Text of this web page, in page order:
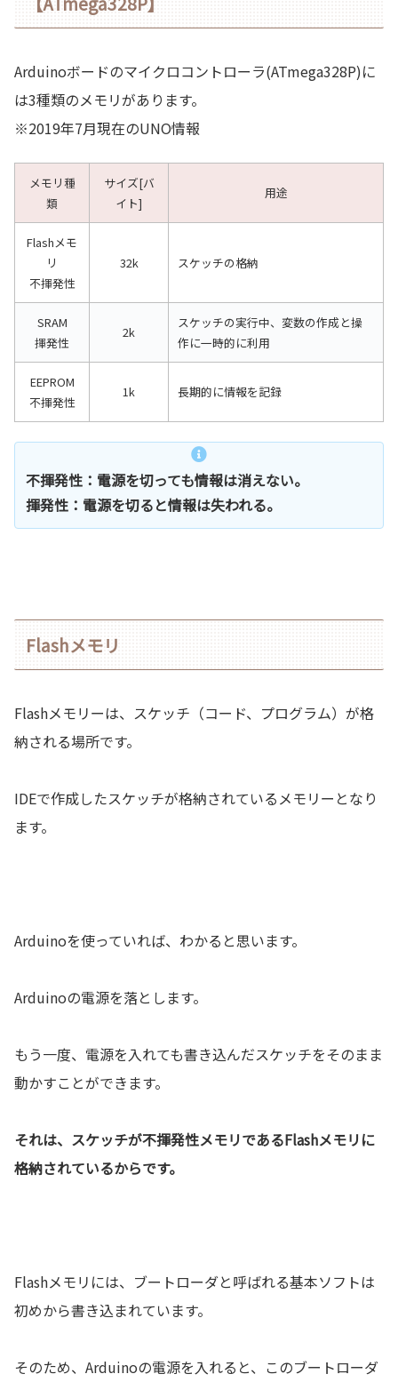
Arduinoボードのマイクロコントローラ(ATmega328P)に
は3種類のメモリがあります。
※2019年7月現在のUNO情報
メモリ種
類
サイズ[バ
イト]
用途
Flashメモ
リ
不揮発性
32k スケッチの格納
SRAM
揮発性
2k
スケッチの実行中、変数の作成と操
作に一時的に利用
EEPROM
不揮発性
1k 長期的に情報を記録
不揮発性：電源を切っても情報は消えない。
揮発性：電源を切ると情報は失われる。
Flashメモリ
Flashメモリーは、スケッチ（コード、プログラム）が格
納される場所です。
IDEで作成したスケッチが格納されているメモリーとなり
ます。
Arduinoを使っていれば、わかると思います。
Arduinoの電源を落とします。
もう一度、電源を入れても書き込んだスケッチをそのまま
動かすことができます。
それは、スケッチが不揮発性メモリであるFlashメモリに
格納されているからです。
Flashメモリには、ブートローダと呼ばれる基本ソフトは
初めから書き込まれています。
そのため、Arduinoの電源を入れると、このブートローダ